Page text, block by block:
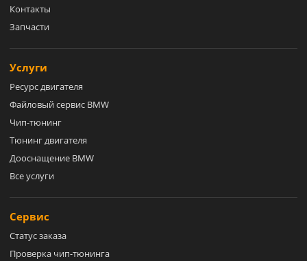
Контакты
Запчасти
Услуги
Ресурс двигателя
Файловый сервис BMW
Чип-тюнинг
Тюнинг двигателя
Дооснащение BMW
Все услуги
Сервис
Статус заказа
Проверка чип-тюнинга